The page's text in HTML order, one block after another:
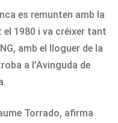
es remunten amb la
1980 i va créixer tant
amb el lloguer de la
a l’Avinguda de
Torrado, afirma